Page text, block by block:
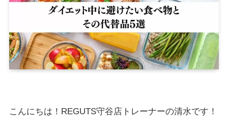
こんにちは！REGUTS守谷店トレーナーの清水です！